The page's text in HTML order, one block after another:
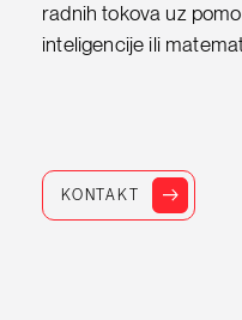
radnih tokova uz
inteligencije ili
KONTAKT